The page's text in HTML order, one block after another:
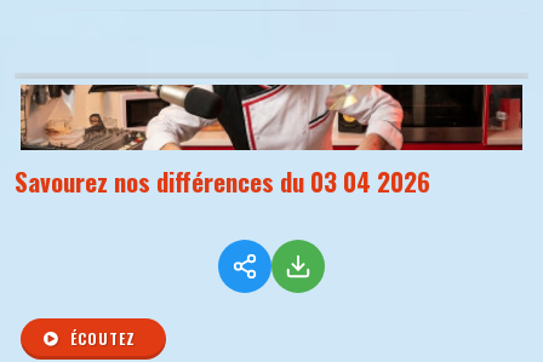
Savourez nos différences du 03 04 2026
ÉCOUTEZ